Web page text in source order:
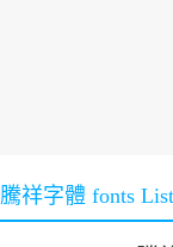
騰祥字體 fonts List